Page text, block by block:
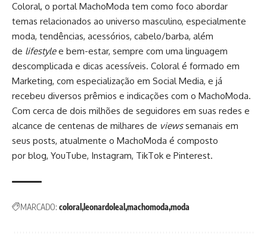
Coloral, o portal MachoModa tem como foco abordar
temas relacionados ao universo masculino, especialmente
moda, tendências, acessórios, cabelo/barba, além
de lifestylee bem-estar, sempre com uma linguagem
descomplicada e dicas acessíveis. Coloral é formado em
Marketing, com especialização em Social Media, e já
recebeu diversos prêmios e indicações com o MachoModa.
Com cerca de dois milhões de seguidores em suas redes e
alcance de centenas de milhares de viewssemanais em
seus posts, atualmente o MachoModa é composto
por blog, YouTube, Instagram, TikTok e Pinterest.
MARCADO: coloral leonardoleal machomoda moda